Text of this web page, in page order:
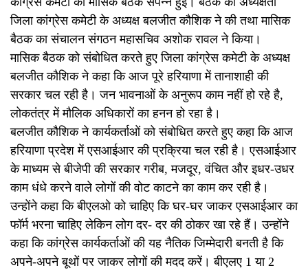
जिला कांग्रेस कमेटी के अध्यक्ष बलजीत कौशिक ने की तथा मासिक
बैठक का संचालन संगठन महासचिव अशोक रावल ने किया।
मासिक बैठक को संबोधित करते हुए जिला कांग्रेस कमेटी के अध्यक्ष
बलजीत कौशिक ने कहा कि आज पूरे हरियाणा में तानाशाही की
सरकार चल रही है। जन भावनाओं के अनुरूप काम नहीं हो रहे है,
लोकतंत्र में मौलिक अधिकारों का हनन हो रहा है।
बलजीत कौशिक ने कार्यकर्ताओं को संबोधित करते हुए कहा कि आज
हरियाणा प्रदेश में एसआईआर की प्रक्रिया चल रही है। एसआईआर
के माध्यम से बीजेपी की सरकार गरीब, मजदूर, वंचित और इधर-उधर
काम धंधे करने वाले लोगों की वोट काटने का काम कर रही है।
उन्होंने कहा कि बीएलओ को चाहिए कि घर-घर जाकर एसआईआर का
फॉर्म भरना चाहिए लेकिन लोग दर- दर की ठोकर खा रहे हैं। उन्होंने
कहा कि कांग्रेस कार्यकर्ताओं की यह नैतिक जिम्मेदारी बनती है कि
अपने-अपने बूथों पर जाकर लोगों की मदद करें। बीएलए 1 या 2